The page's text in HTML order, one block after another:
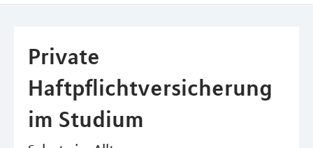
Private
Haftpflichtversicherung
im Studium